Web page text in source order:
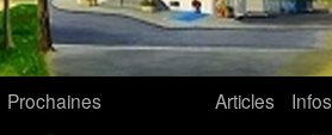
Prochaines
Articles
Infos